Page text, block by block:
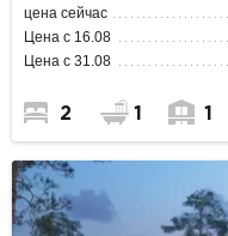
цена сейчас
Цена с 16.08
Цена с 31.08
2 1 1